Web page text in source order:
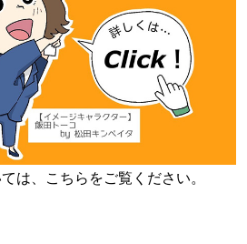
は、こちらをご覧ください。